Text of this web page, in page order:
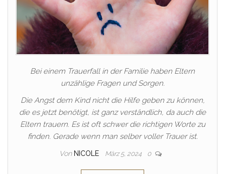
Bei einem Trauerfall in der Familie haben Eltern
unzählige Fragen und Sorgen.
Die Angst dem Kind nicht die Hilfe geben zu können,
die es jetzt benötigt, ist ganz verständlich, da auch die
Eltern trauern. Es ist oft schwer die richtigen Worte zu
finden. Gerade wenn man selber voller Trauer ist.
Von NICOLE März 5, 2024 0